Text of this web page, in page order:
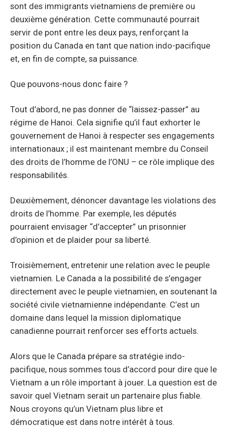
sont des immigrants vietnamiens de première ou
deuxième génération. Cette communauté pourrait
servir de pont entre les deux pays, renforçant la
position du Canada en tant que nation indo-pacifique
et, en fin de compte, sa puissance.
Que pouvons-nous donc faire ?
Tout d’abord, ne pas donner de “laissez-passer” au
régime de Hanoi. Cela signifie qu’il faut exhorter le
gouvernement de Hanoi à respecter ses engagements
internationaux ; il est maintenant membre du Conseil
des droits de l’homme de l’ONU – ce rôle implique des
responsabilités.
Deuxièmement, dénoncer davantage les violations des
droits de l’homme. Par exemple, les députés
pourraient envisager “d’accepter” un prisonnier
d’opinion et de plaider pour sa liberté.
Troisièmement, entretenir une relation avec le peuple
vietnamien. Le Canada a la possibilité de s’engager
directement avec le peuple vietnamien, en soutenant la
société civile vietnamienne indépendante. C’est un
domaine dans lequel la mission diplomatique
canadienne pourrait renforcer ses efforts actuels.
Alors que le Canada prépare sa stratégie indo-
pacifique, nous sommes tous d’accord pour dire que le
Vietnam a un rôle important à jouer. La question est de
savoir quel Vietnam serait un partenaire plus fiable.
Nous croyons qu’un Vietnam plus libre et
démocratique est dans notre intérêt à tous.